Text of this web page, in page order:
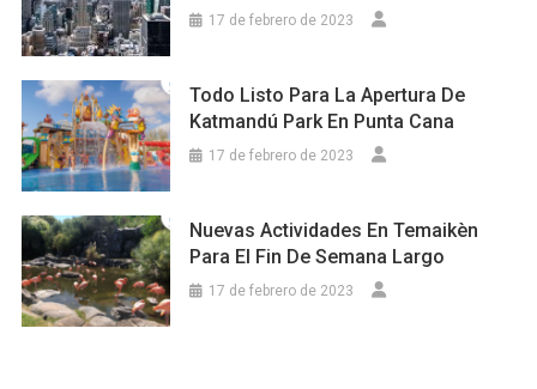
17 de febrero de 2023
Todo Listo Para La Apertura De
Katmandú Park En Punta Cana
17 de febrero de 2023
Nuevas Actividades En Temaikèn
Para El Fin De Semana Largo
17 de febrero de 2023